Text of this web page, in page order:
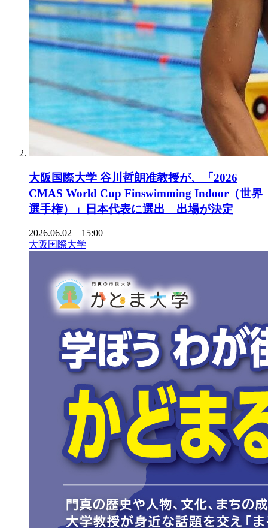
大阪国際大学 谷川哲朗准教授が、「2026
CMAS World Cup Finswimming Indoor（世界
選手権）」日本代表に選出 出場が決定
2026.06.02 15:00
大阪国際大学